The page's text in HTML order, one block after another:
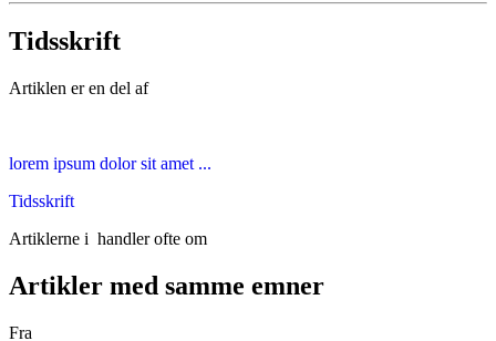
Tidsskrift
Artiklen er en del af
lorem ipsum dolor sit amet ...
Tidsskrift
Artiklerne i handler ofte om
Artikler med samme emner
Fra